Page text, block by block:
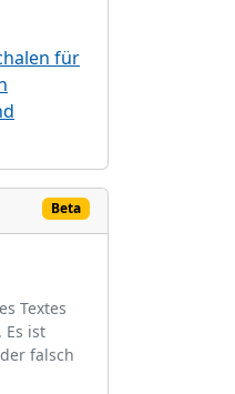
für
Beta
Textes
Es ist
falsch